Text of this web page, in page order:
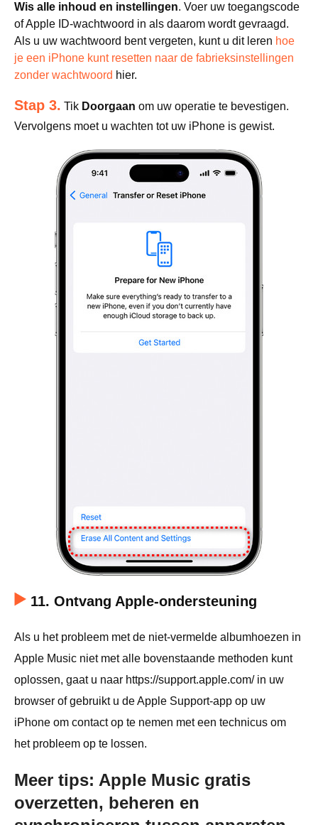
Wis alle inhoud en instellingen. Voer uw toegangscode
of Apple ID-wachtwoord in als daarom wordt gevraagd.
Als u uw wachtwoord bent vergeten, kunt u dit leren hoe
je een iPhone kunt resetten naar de fabrieksinstellingen
zonder wachtwoord hier.
Stap 3. Tik Doorgaan om uw operatie te bevestigen.
Vervolgens moet u wachten tot uw iPhone is gewist.
11. Ontvang Apple-ondersteuning
Als u het probleem met de niet-vermelde albumhoezen in
Apple Music niet met alle bovenstaande methoden kunt
oplossen, gaat u naar https://support.apple.com/ in uw
browser of gebruikt u de Apple Support-app op uw
iPhone om contact op te nemen met een technicus om
het probleem op te lossen.
Meer tips: Apple Music gratis
overzetten, beheren en